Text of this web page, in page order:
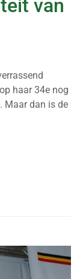
van
haar 34e nog
Maar dan is de